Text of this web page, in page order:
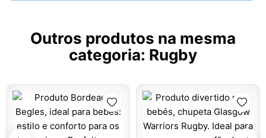
Outros produtos na mesma
categoria: Rugby